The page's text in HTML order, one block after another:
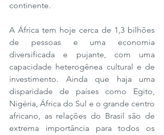
continente.
A África tem hoje cerca de 1,3 bilhões
de pessoas e uma economia
diversificada e pujante, com uma
capacidade heterogênea cultural e de
investimento. Ainda que haja uma
disparidade de países como Egito,
Nigéria, África do Sul e o grande centro
africano, as relações do Brasil são de
extrema importância para todos os